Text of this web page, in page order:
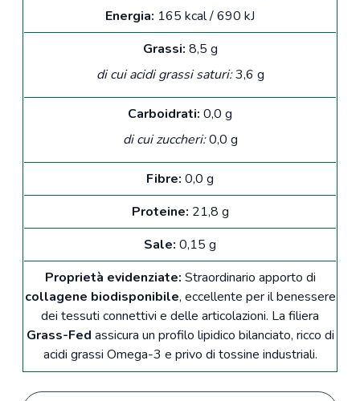
Energia: 165 kcal / 690 kJ
Grassi: 8,5 g
di cui acidi grassi saturi:3,6 g
Carboidrati: 0,0 g
di cui zuccheri:0,0 g
Fibre: 0,0 g
Proteine: 21,8 g
Sale: 0,15 g
Proprietà evidenziate: Straordinario apporto di
collagene biodisponibile, eccellente per il benessere
dei tessuti connettivi e delle articolazioni. La filiera
Grass-Fed assicura un profilo lipidico bilanciato, ricco di
acidi grassi Omega-3 e privo di tossine industriali.